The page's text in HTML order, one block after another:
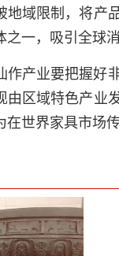
域限制，将产
一，吸引全球
产业要把握好
区域特色产
世界家具市场